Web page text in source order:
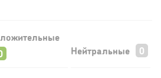
Нейтральные